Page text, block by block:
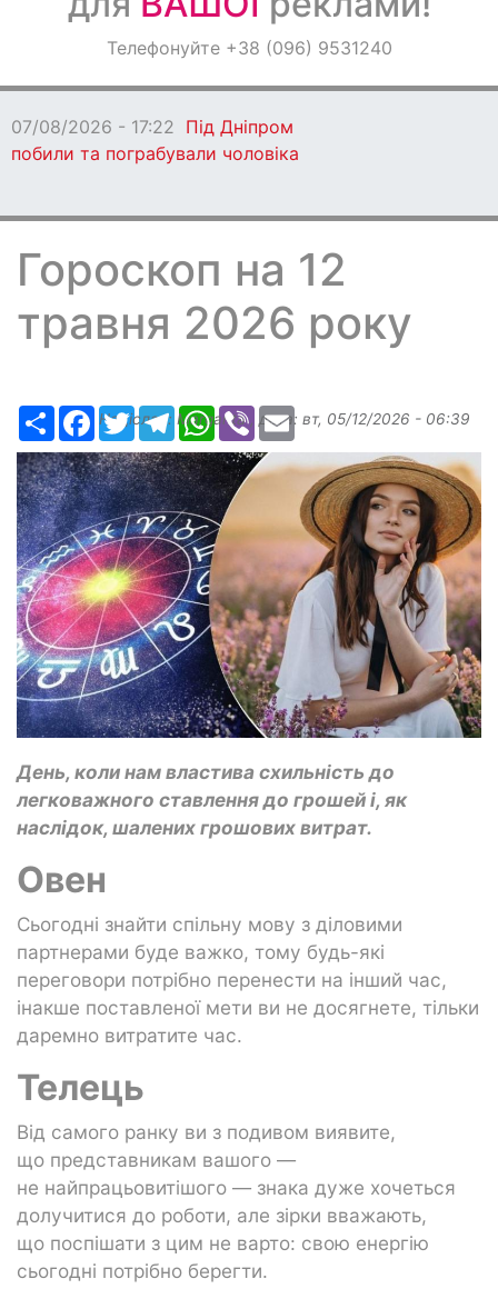
ОголошенняТелефонуйте +38 (096) 9531240
07/08/2026 - 17:22 Під Дніпром
побили та пограбували чоловіка
Гороскоп на 12
травня 2026 року
РесурсFacebook
TwitterTelegramWhatsApp
ViberEmail
Надіслав: Margarita, дата: вт, 05/12/2026 - 06:39
День, коли нам властива схильність до
легковажного ставлення до грошей і, як
наслідок, шалених грошових витрат.
Овен
Сьогодні знайти спільну мову з діловими
партнерами буде важко, тому будь-які
переговори потрібно перенести на інший час,
інакше поставленої мети ви не досягнете, тільки
даремно витратите час.
Телець
Від самого ранку ви з подивом виявите,
що представникам вашого —
не найпрацьовитішого — знака дуже хочеться
долучитися до роботи, але зірки вважають,
що поспішати з цим не варто: свою енергію
сьогодні потрібно берегти.